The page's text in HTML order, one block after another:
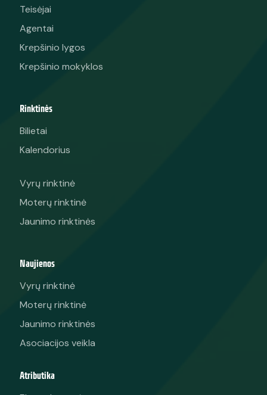
Teisėjai
Agentai
Krepšinio lygos
Krepšinio mokyklos
Rinktinės
Bilietai
Kalendorius
Vyrų rinktinė
Moterų rinktinė
Jaunimo rinktinės
Naujienos
Vyrų rinktinė
Moterų rinktinė
Jaunimo rinktinės
Asociacijos veikla
Atributika